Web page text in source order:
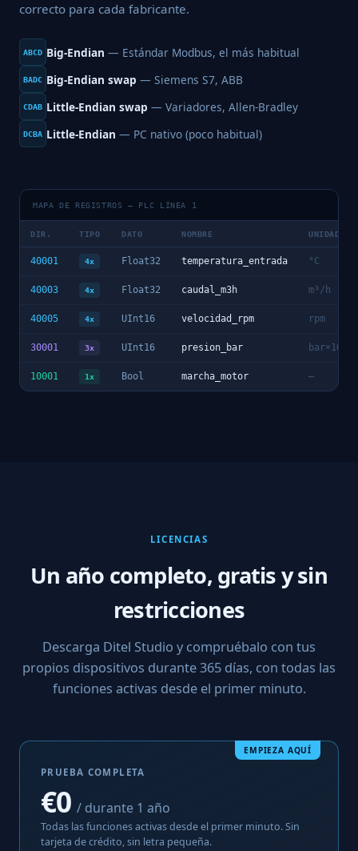
correcto para cada fabricante.
ABCD Big-Endian — Estándar Modbus, el más habitual
BADC Big-Endian swap — Siemens S7, ABB
CDAB Little-Endian swap — Variadores, Allen-Bradley
DCBA Little-Endian — PC nativo (poco habitual)
MAPA DE REGISTROS — PLC LÍNEA 1
DIR. TIPO DATO NOMBRE UNIDAD
40001 4x Float32 temperatura_entrada °C
40003 4x Float32 caudal_m3h m³/h
40005 4x UInt16 velocidad_rpm rpm
30001 3x UInt16 presion_bar bar×10
10001 1x Bool marcha_motor —
LICENCIAS
Un año completo, gratis y sin
restricciones
Descarga Ditel Studio y compruébalo con tus
propios dispositivos durante 365 días, con todas las
funciones activas desde el primer minuto.
EMPIEZA AQUÍ
PRUEBA COMPLETA
€0 / durante 1 año
Todas las funciones activas desde el primer minuto. Sin
tarjeta de crédito, sin letra pequeña.